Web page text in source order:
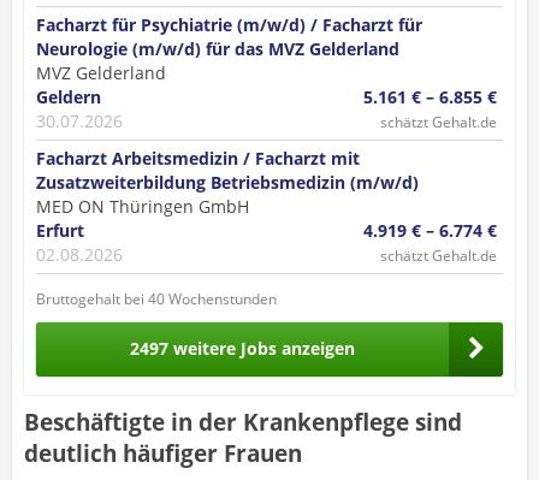
Facharzt für Psychiatrie (m/w/d) / Facharzt für
Neurologie (m/w/d) für das MVZ Gelderland
MVZ Gelderland
Geldern
30.07.2026
5.161 € – 6.855 €
schätzt Gehalt.de
Facharzt Arbeitsmedizin / Facharzt mit
Zusatzweiterbildung Betriebsmedizin (m/w/d)
MED ON Thüringen GmbH
Erfurt
02.08.2026
4.919 € – 6.774 €
schätzt Gehalt.de
Bruttogehalt bei 40 Wochenstunden
2497 weitere Jobs anzeigen
Beschäftigte in der Krankenpflege sind
deutlich häufiger Frauen